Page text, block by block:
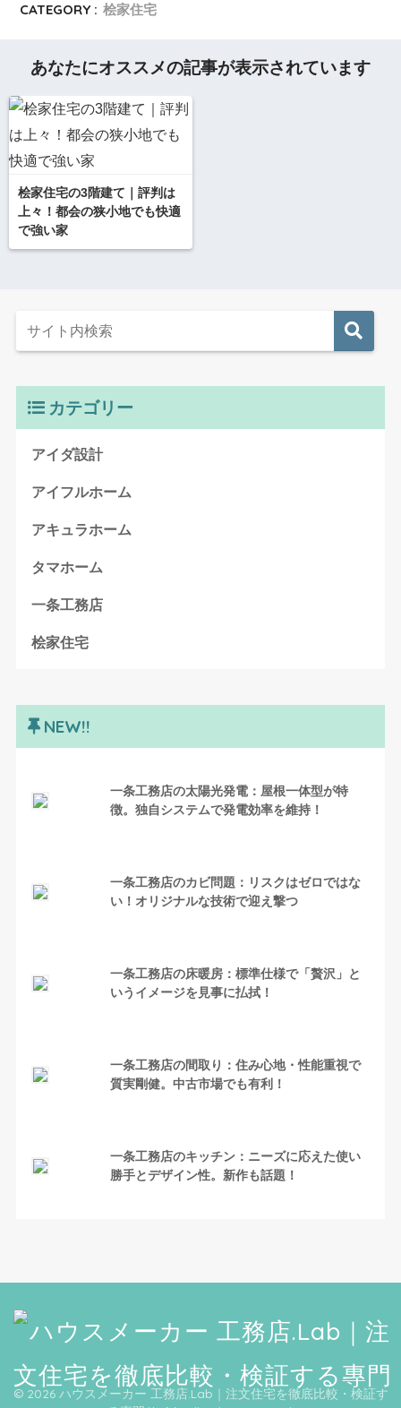
CATEGORY : 桧家住宅
あなたにオススメの記事が表示されています
桧家住宅の3階建て｜評判は
上々！都会の狭小地でも快適
で強い家
カテゴリー
アイダ設計
アイフルホーム
アキュラホーム
タマホーム
一条工務店
桧家住宅
NEW!!
一条工務店の太陽光発電：屋根一体型が特
徴。独自システムで発電効率を維持！
一条工務店のカビ問題：リスクはゼロではな
い！オリジナルな技術で迎え撃つ
一条工務店の床暖房：標準仕様で「贅沢」と
いうイメージを見事に払拭！
一条工務店の間取り：住み心地・性能重視で
質実剛健。中古市場でも有利！
一条工務店のキッチン：ニーズに応えた使い
勝手とデザイン性。新作も話題！
© 2026 ハウスメーカー 工務店.Lab｜注文住宅を徹底比較・検証す